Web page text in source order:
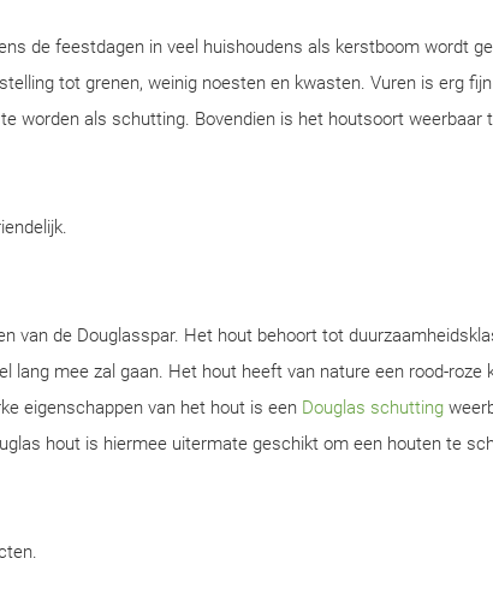
de feestdagen in veel huishoudens als kerstboom wordt
tot grenen, weinig noesten en kwasten. Vuren is erg
worden als schutting. Bovendien is het houtsoort weerbaar
van de Douglasspar. Het hout behoort tot
mee zal gaan. Het hout heeft van nature een rood-roze
eigenschappen van het hout is een Douglas schutting
hout is hiermee uitermate geschikt om een houten te